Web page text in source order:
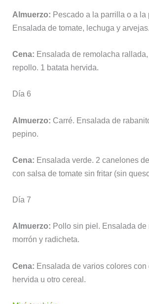
Almuerzo: Pescado a la parrilla o a la
Ensalada de tomate, lechuga y arvejas.
Cena: Ensalada de remolacha
repollo. 1 batata hervida.
Día 6
Almuerzo: Carré. Ensalada de
pepino.
Cena: Ensalada verde. 2 canelones
con salsa de tomate sin fritar (sin
Día 7
Almuerzo: Pollo sin piel. Ensalada
morrón y radicheta.
Cena: Ensalada de varios colores con
hervida u otro cereal.